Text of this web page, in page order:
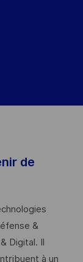
de
&
Digital. Il
à un